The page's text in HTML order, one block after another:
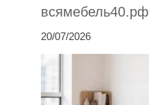
всямебель40.рф
20/07/2026